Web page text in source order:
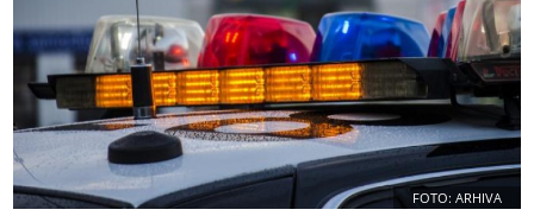
FOTO: ARHIVA